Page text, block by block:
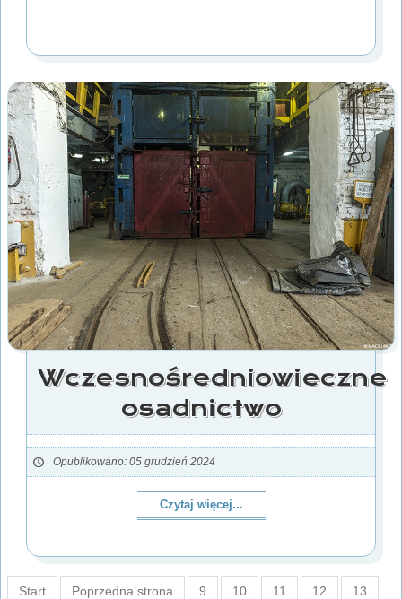
Wczesnośredniowieczne
osadnictwo
Opublikowano: 05 grudzień 2024
Czytaj więcej...
Start Poprzedna strona 9 10 11 12 13